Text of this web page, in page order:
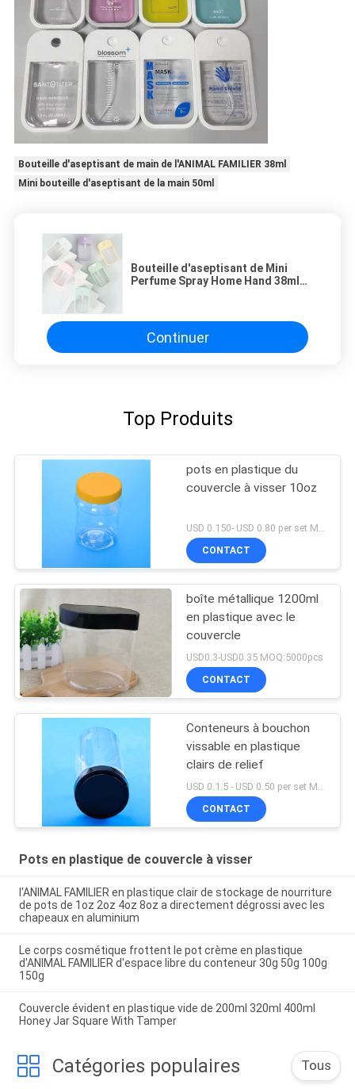
Bouteille d'aseptisant de main de l'ANIMAL FAMILIER 38ml
Mini bouteille d'aseptisant de la main 50ml
Bouteille d'aseptisant de Mini
Perfume Spray Home Hand 38ml
Continuer
Top Produits
pots en plastique du
couvercle à visser 10oz
USD 0.150- USD 0.80 per set MOQ:10000SET
CONTACT
boîte métallique 1200ml
en plastique avec le
couvercle
USD0.3-USD0.35 MOQ:5000pcs
CONTACT
Conteneurs à bouchon
vissable en plastique
clairs de relief
CONTACT
Pots en plastique de couvercle à visser
l'ANIMAL FAMILIER en plastique clair de stockage de nourriture
de pots de 1oz 2oz 4oz 8oz a directement dégrossi avec les
chapeaux en aluminium
Le corps cosmétique frottent le pot crème en plastique
d'ANIMAL FAMILIER d'espace libre du conteneur 30g 50g 100g
150g
Couvercle évident en plastique vide de 200ml 320ml 400ml
Honey Jar Square With Tamper
Catégories populaires Tous